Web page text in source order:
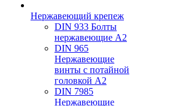
Нержавеющий крепеж
DIN 933 Болты
нержавеющие А2
DIN 965
Нержавеющие
винты с потайной
головкой А2
DIN 7985
Нержавеющие